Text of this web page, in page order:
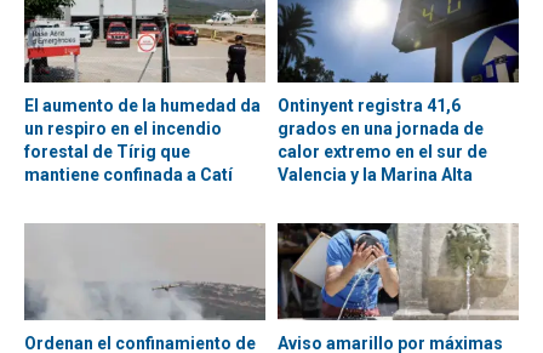
El aumento de la humedad da
un respiro en el incendio
forestal de Tírig que
mantiene confinada a Catí
Ontinyent registra 41,6
grados en una jornada de
calor extremo en el sur de
Valencia y la Marina Alta
Ordenan el confinamiento de Aviso amarillo por máximas